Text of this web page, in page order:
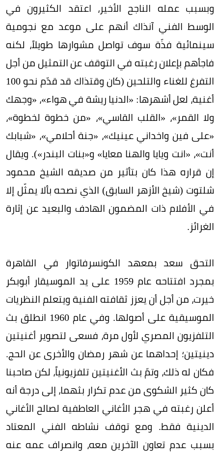
وبسبب عمله الناجح الأخير، اعتقد الكثيرون في
الوسط الفني آنذاك أنهم على موعد مع نجومية
سينمائية فذّة سوف تواصل مشوارها طويلاً، لكنه
فاجأهم بإعلان رغبته في التوقف عن التمثيل من أجل
التفرغ للغناء والتلحين (كان وقتذاك قد قدّم نحو 100
أغنية، لعل أشهرها: «الدنيا ريشة في هواء»، «وجهك
ولا القمر»، «القلب القاسي»، «من خطوة لخطوة»،
«على فين واخداني عينيك»، «جنة أحلامي»، «شبابك
أنت»، «انت ويايا والهنا معايا» و«بنات البندر»). ويقال
إن قراره هذا كان بتأثير من صديقه الشيخ محمود
شلتوت (شيخ الأزهر السابق) الذي نصحه بألا يمثّل إلا
في الأفلام ذات المضمون الهادف والبعيد عن إثارة
الغرائز.
التحق سعد بمعهد الكونسرفاتوار في القاهرة
بمجرد افتتاحه عام 1959 على يد الموسيقار أبوبكر
خيرت، من أجل أن يعزز ثقافته الفنية ويتعلم النظريات
الموسيقية على أصولها. وفي عام 1960 انطلق بث
التلفزيون المصري لأول مرة، فسعى لتصوير أغنيتين
دينيتين؛ إحداهما عن شهر رمضان والأخرى عن الحج.
فكان له ذلك، وتمّ بث الأغنيتين تلفزيونياً، لكن صاحبنا
كان كثير الشكوى من عدم تكرار بثهما، إلى درجة أنه
أعلن رغبته في هجر الأغاني العاطفية لصالح الأغاني
الدينية فقط. ومع توقف نشاطه الفني المعتاد
بسبب عدم تعاون الآخرين معه، وانصراف عمه عنه